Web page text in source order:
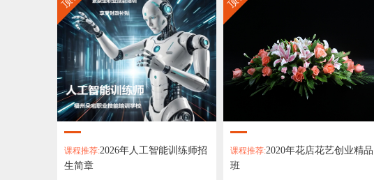
课程推荐:2026年人工智能训练师招
生简章
课程推荐:2020年花店花艺创业精品
班